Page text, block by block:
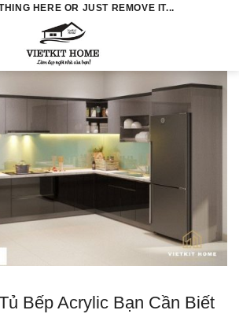
HERE OR JUST REMOVE IT...
Bếp Acrylic Bạn Cần Biết